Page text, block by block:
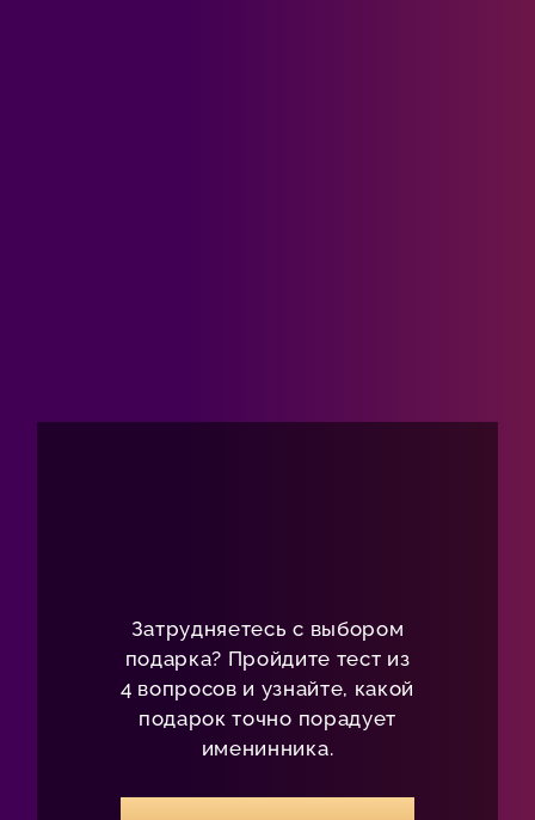
Затрудняетесь с выбором
подарка? Пройдите тест из
4 вопросов и узнайте, какой
подарок точно порадует
именинника.